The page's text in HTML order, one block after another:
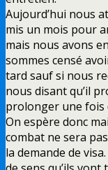
Aujourd’hui nous
mis un mois pour
mais nous avons
sommes censé
tard sauf si nous
nous disant qu’il
prolonger une fois
On espère donc
combat ne sera
la demande de